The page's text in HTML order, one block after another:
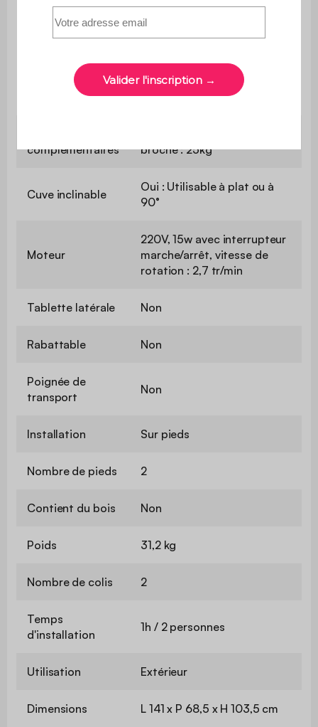
Tournebroche électrique :
acier inoxydable, 1 support
pattes et 2 fourches en
acier chromé
complémentaires
broche : 25kg
Cuve inclinable
Oui : Utilisable à plat ou à
90°
Moteur
220V, 15w avec interrupteur
marche/arrêt, vitesse de
rotation : 2,7 tr/min
Tablette latérale Non
Rabattable Non
Poignée de
transport
Non
Installation Sur pieds
Nombre de pieds 2
Contient du bois Non
Poids 31,2 kg
Nombre de colis 2
Temps
d'installation
1h / 2 personnes
Utilisation Extérieur
Dimensions L 141 x P 68,5 x H 103,5 cm